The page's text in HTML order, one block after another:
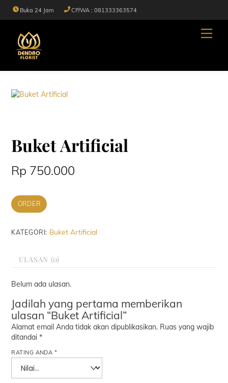
Buka 24 Jam CP/WA : 081333363574
Buket Artificial
Rp 750.000
ORDER
KATEGORI: Buket Artificial
ULASAN (0)
Belum ada ulasan.
Jadilah yang pertama memberikan
ulasan “Buket Artificial”
Alamat email Anda tidak akan dipublikasikan. Ruas yang wajib
ditandai*
RATING ANDA *